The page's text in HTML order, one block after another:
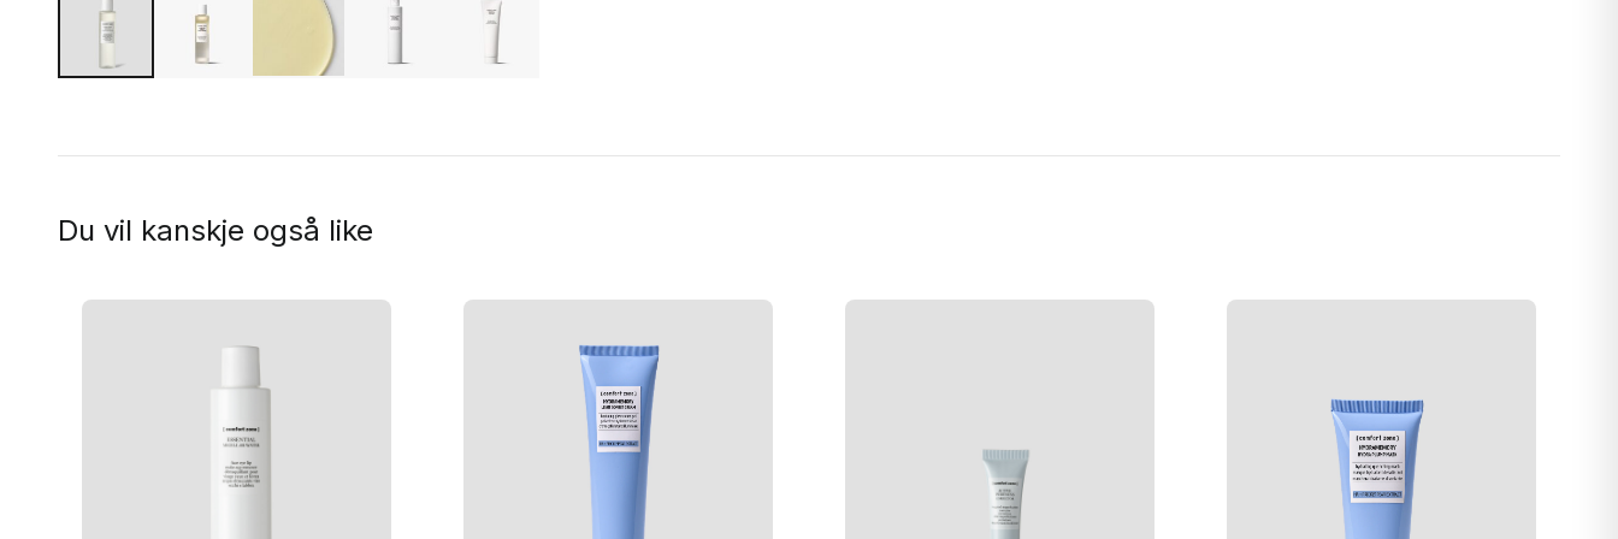
SIMMONDSIA CHINENSIS (JOJOBA) SEED OIL, DIPOTASSIUM PHOSPHATE, BETAINE,
TOCOPHEROL, DISODIUM EDTA, ETHYLHEXYLGLYCERIN, CITRIC ACID.
Du vil kanskje også like